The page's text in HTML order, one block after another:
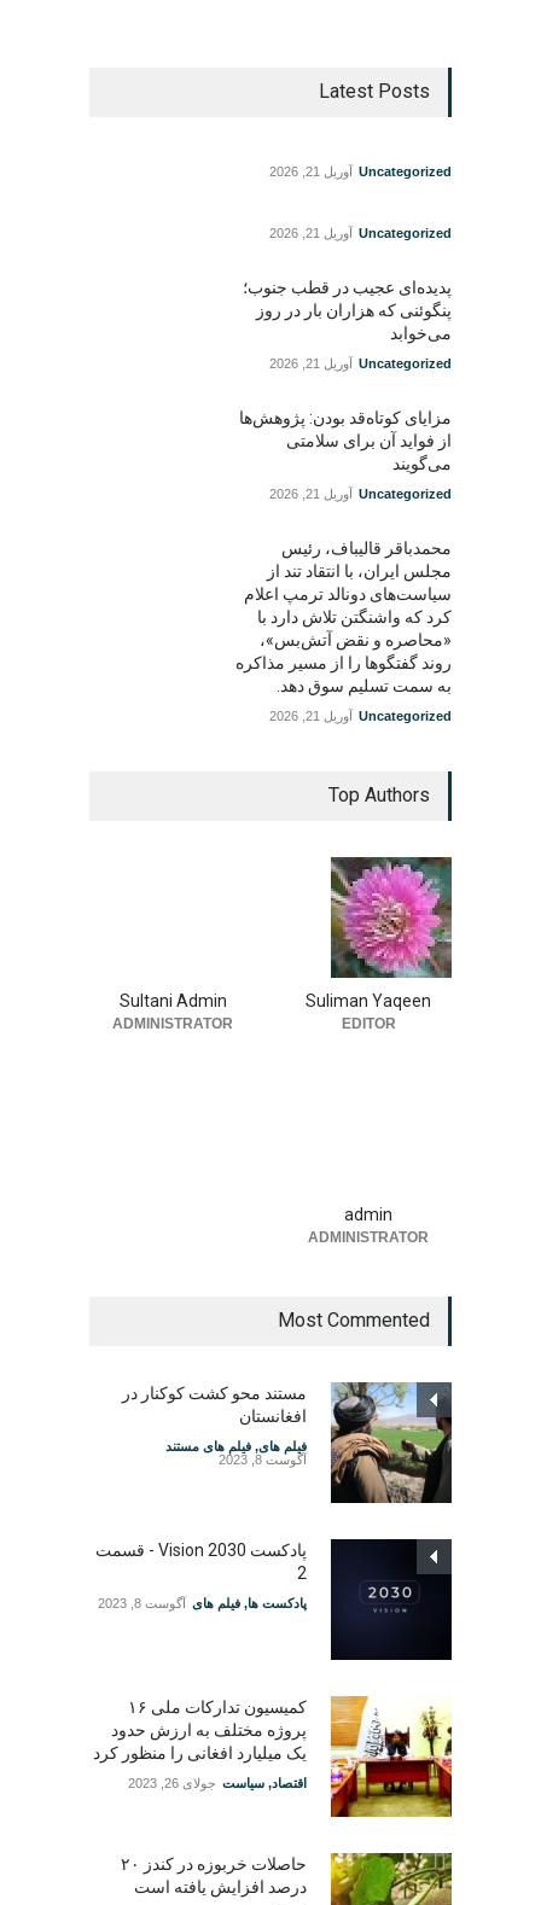
Latest Posts
Uncategorized آوریل 21, 2026
Uncategorized آوریل 21, 2026
پدیده‌ای عجیب در قطب جنوب؛
پنگوئنی که هزاران بار در روز
می‌خوابد
Uncategorized آوریل 21, 2026
مزایای کوتاه‌قد بودن: پژوهش‌ها
از فواید آن برای سلامتی
می‌گویند
Uncategorized آوریل 21, 2026
محمدباقر قالیباف، رئیس
مجلس ایران، با انتقاد تند از
سیاست‌های دونالد ترمپ اعلام
کرد که واشنگتن تلاش دارد با
«محاصره و نقض آتش‌بس»،
روند گفتگوها را از مسیر مذاکره
به سمت تسلیم سوق دهد.
Uncategorized آوریل 21, 2026
Top Authors
Suliman Yaqeen
EDITOR
Sultani Admin
ADMINISTRATOR
admin
ADMINISTRATOR
Most Commented
مستند محو کشت کوکنار در
افغانستان
فیلم های, فیلم های مستند
آگوست 8, 2023
پادکست Vision 2030 - قسمت
2
پادکست ها, فیلم های آگوست 8, 2023
کمیسیون تدارکات ملی ۱۶
پروژه مختلف به ارزش حدود
یک میلیارد افغانی را منظور کرد
اقتصاد, سیاست جولای 26, 2023
حاصلات خربوزه در کندز ۲۰
درصد افزایش یافته است